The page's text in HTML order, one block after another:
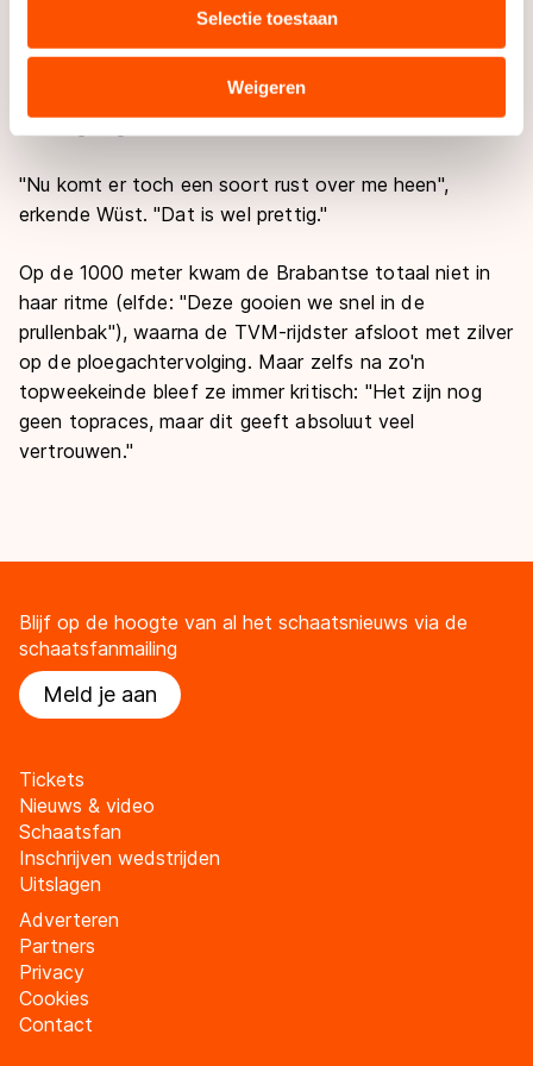
combineren met andere gegevens die u aan hen heeft
verstrekt of die zij hebben verzameld via hun services.
Sommige partners kunnen gegevens doorgeven aan
landen buiten de EU, zoals de VS, waar mogelijk geen
adequaat beschermingsniveau geldt volgens de GDPR.
cookiebeleid
Selectie toestaan
Weigeren
Molnija-stadion. In de jaren dat Wüst moeizaam op
zoeken dat ze goed op schema lag. Daardoor deed
de rijdster te veel arbeid en stond ze vervolgens niet
"Nu komt er toch een soort rust over me heen",
erkende Wüst."Dat is wel prettig."
Op de 1000 meter kwam de Brabantse totaal niet in
haar ritme (elfde: "Deze gooien we snel in de
prullenbak"), waarna de TVM-rijdster afsloot met zilver
op de ploegachtervolging. Maar zelfs na zo'n
topweekeinde bleef ze immer kritisch: "Het zijn nog
geen topraces, maar dit geeft absoluut veel
vertrouwen."
Blijf op de hoogte van al het schaatsnieuws via de
schaatsfanmailing
Meld je aan
Tickets
Nieuws & video
Schaatsfan
Inschrijven wedstrijden
Uitslagen
Adverteren
Partners
Privacy
Cookies
Contact